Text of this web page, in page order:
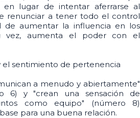
lugar de intentar aferrarse al
renunciar a tener todo el control
de aumentar la influencia en los
vez, aumenta el poder con el
sentimiento de pertenencia
a menudo y abiertamente"
6) y "crean una sensación de
como equipo" (número 8)
para una buena relación.